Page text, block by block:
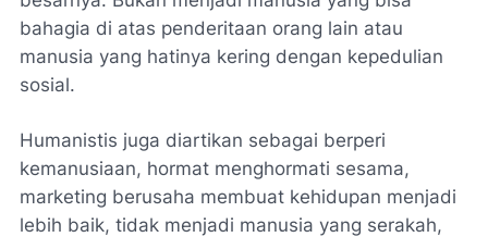
bahagia di atas penderitaan orang lain atau
manusia yang hatinya kering dengan kepedulian
sosial.
Humanistis juga diartikan sebagai berperi
kemanusiaan, hormat menghormati sesama,
marketing berusaha membuat kehidupan menjadi
lebih baik, tidak menjadi manusia yang serakah,